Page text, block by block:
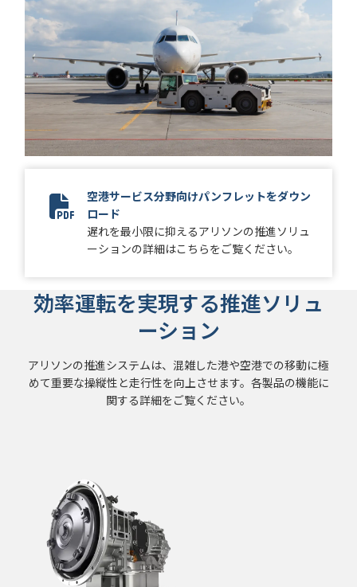
2024 Airport Services 1-Pager Update
空港サービス分野向けパンフレットをダウン
ロード
遅れを最小限に抑えるアリソンの推進ソリュ
ーションの詳細はこちらをご覧ください。
効率運転を実現する推進ソリュ
ーション
アリソンの推進システムは、混雑した港や空港での移動に極
めて重要な操縦性と走行性を向上させます。各製品の機能に
関する詳細をご覧ください。